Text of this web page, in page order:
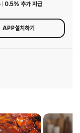
0.5% 추가 지급
APP설치하기